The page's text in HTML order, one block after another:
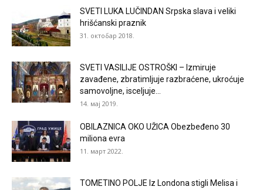
SVETI LUKA LUČINDAN Srpska slava i veliki
hrišćanski praznik
31. октобар 2018.
SVETI VASILIJE OSTROŠKI – Izmiruje
zavađene, zbratimljuje razbraćene, ukroćuje
samovoljne, isceljuje...
14. мај 2019.
OBILAZNICA OKO UŽICA Obezbeđeno 30
miliona evra
11. март 2022.
TOMETINO POLJE Iz Londona stigli Melisa i